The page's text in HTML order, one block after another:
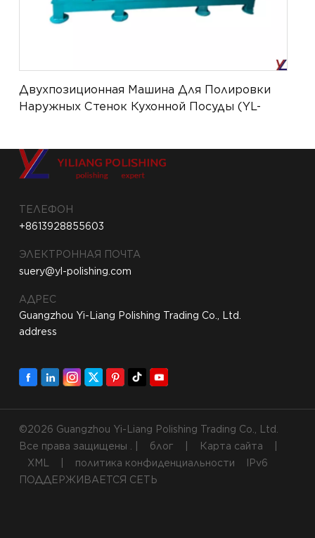
Двухпозиционная Машина Для Полировки
Наружных Стенок Кухонной Посуды (YL-
ТЕЛЕФОН
+8613928855603
ЭЛЕКТРОННАЯ ПОЧТА
suery@yl-polishing.com
АДРЕС
Guangzhou Yi-Liang Polishing Trading Co., Ltd.
address
©2026 Guangzhou Yi-Liang Polishing Trading Co., Ltd.
Все права защищены . |
блог Карта сайта
XML
политика конфиденциальности
IPv6
ПОДДЕРЖИВАЕТСЯ СЕТЬ